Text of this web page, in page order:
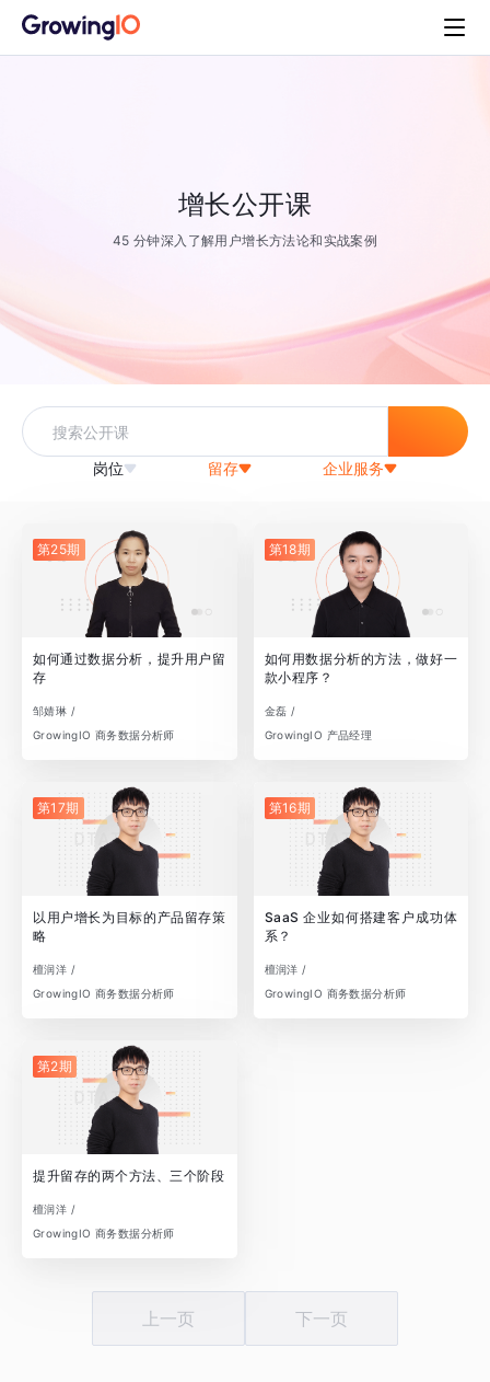
增长公开课
45 分钟深入了解用户增长方法论和实战案例
岗位 留存 企业服务
第25期
如何通过数据分析，提升用户留
存
邹婧琳 /
GrowingIO 商务数据分析师
第18期
如何用数据分析的方法，做好一
款小程序？
金磊 /
GrowingIO 产品经理
第17期
以用户增长为目标的产品留存策
略
檀润洋 /
GrowingIO 商务数据分析师
第16期
SaaS 企业如何搭建客户成功体
系？
檀润洋 /
GrowingIO 商务数据分析师
第2期
提升留存的两个方法、三个阶段
檀润洋 /
GrowingIO 商务数据分析师
上一页 下一页